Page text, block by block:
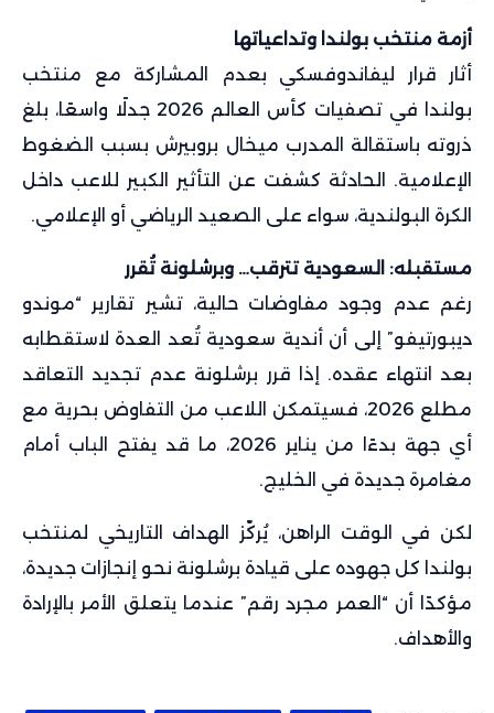
أزمة منتخب بولندا وتداعياتها
أثار قرار ليفاندوفسكي بعدم المشاركة مع منتخب
بولندا في تصفيات كأس العالم 2026 جدلًا واسعًا، بلغ
ذروته باستقالة المدرب ميخال بروبيرش بسبب الضغوط
الإعلامية. الحادثة كشفت عن التأثير الكبير للاعب داخل
الكرة البولندية، سواء على الصعيد الرياضي أو الإعلامي.
مستقبله: السعودية تترقب… وبرشلونة تُقرر
رغم عدم وجود مفاوضات حالية، تشير تقارير “موندو
ديبورتيفو” إلى أن أندية سعودية تُعد العدة لاستقطابه
بعد انتهاء عقده. إذا قرر برشلونة عدم تجديد التعاقد
مطلع 2026، فسيتمكن اللاعب من التفاوض بحرية مع
أي جهة بدءًا من يناير 2026، ما قد يفتح الباب أمام
مغامرة جديدة في الخليج.
لكن في الوقت الراهن، يُركّز الهداف التاريخي لمنتخب
بولندا كل جهوده على قيادة برشلونة نحو إنجازات جديدة،
مؤكدًا أن “العمر مجرد رقم” عندما يتعلق الأمر بالإرادة
والأهداف.